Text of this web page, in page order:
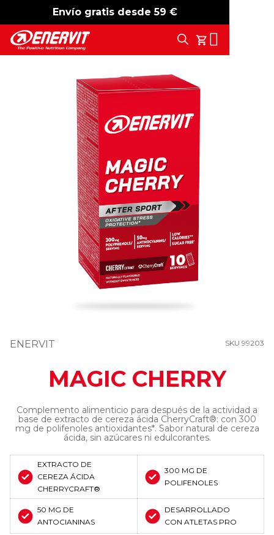
Envío gratis desde 59 €
-15% free shipping
Tu Carrito
Search
ENERVIT SKU 99203
MAGIC CHERRY
Complemento alimenticio para después de la actividad a
base de extracto de cereza ácida CherryCraft®: con 300
mg de polifenoles antioxidantes*. Sabor natural de cereza
ácida, sin azúcares ni edulcorantes.
EXTRACTO DE
CEREZA ÁCIDA
CHERRYCRAFT®
300 MG DE
POLIFENOLES
50 MG DE
ANTOCIANINAS
DESARROLLADO
CON ATLETAS PRO